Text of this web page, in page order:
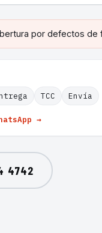
por defectos de
TCC Envía
→
4742